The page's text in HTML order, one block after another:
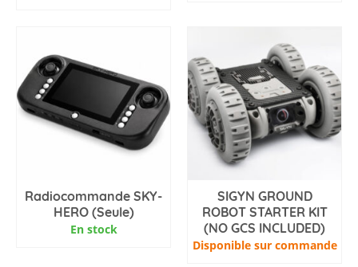
Radiocommande SKY-
HERO (Seule)
En stock
SIGYN GROUND
ROBOT STARTER KIT
(NO GCS INCLUDED)
Disponible sur commande